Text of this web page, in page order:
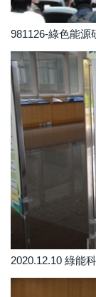
981126-綠色能源
2020.12.10 綠能